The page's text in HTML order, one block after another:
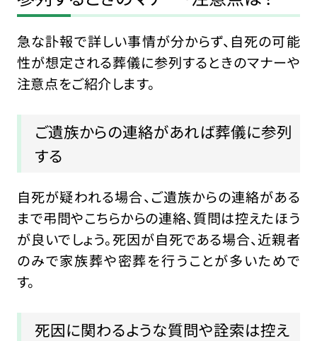
急な訃報で詳しい事情が分からず、自死の可能
性が想定される葬儀に参列するときのマナーや
注意点をご紹介します。
ご遺族からの連絡があれば葬儀に参列
する
自死が疑われる場合、ご遺族からの連絡がある
まで弔問やこちらからの連絡、質問は控えたほう
が良いでしょう。死因が自死である場合、近親者
のみで家族葬や密葬を行うことが多いためで
す。
死因に関わるような質問や詮索は控え